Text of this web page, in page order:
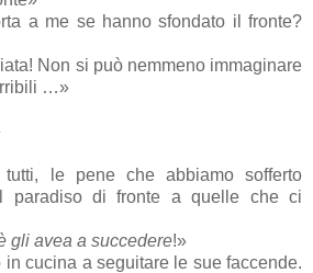
a me se hanno sfondato il fronte?
Non si può nemmeno immaginare
…»
tutti, le pene che abbiamo sofferto
paradiso di fronte a quelle che ci
gli avea a succedere!»
cucina a seguitare le sue faccende.